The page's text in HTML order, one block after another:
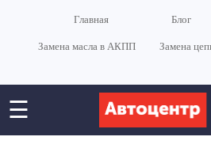
Главная Блог
Замена масла в АКПП Замена
☰